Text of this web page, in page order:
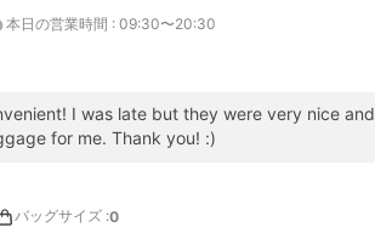
本日の営業時間 : 09:30〜20:30
I was late but they were very nice and
for me. Thank you! :)
バッグサイズ :0